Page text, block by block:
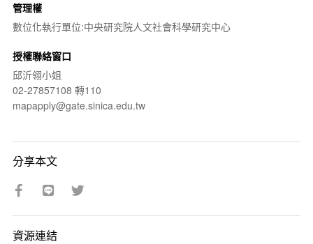
管理權
數位化執行單位:中央研究院人文社會科學研究中心
授權聯絡窗口
邱沂翎小姐
02-27857108 轉110
mapapply@gate.sinica.edu.tw
分享本文
資源連結